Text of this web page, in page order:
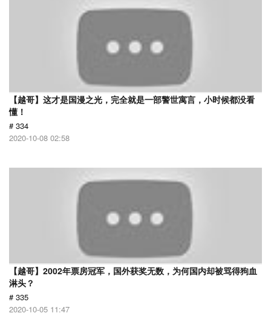
【越哥】这才是国漫之光，完全就是一部警世寓言，小时候都没看
懂！
# 334
2020-10-08 02:58
【越哥】2002年票房冠军，国外获奖无数，为何国内却被骂得狗血
淋头？
# 335
2020-10-05 11:47